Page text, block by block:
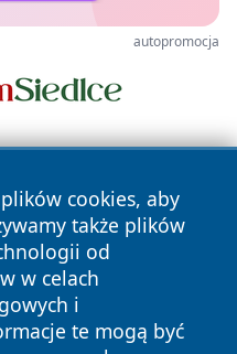
autopromocja
cookies, aby
także plików
od
w celach
i
te mogą być
Wszystkie prawa